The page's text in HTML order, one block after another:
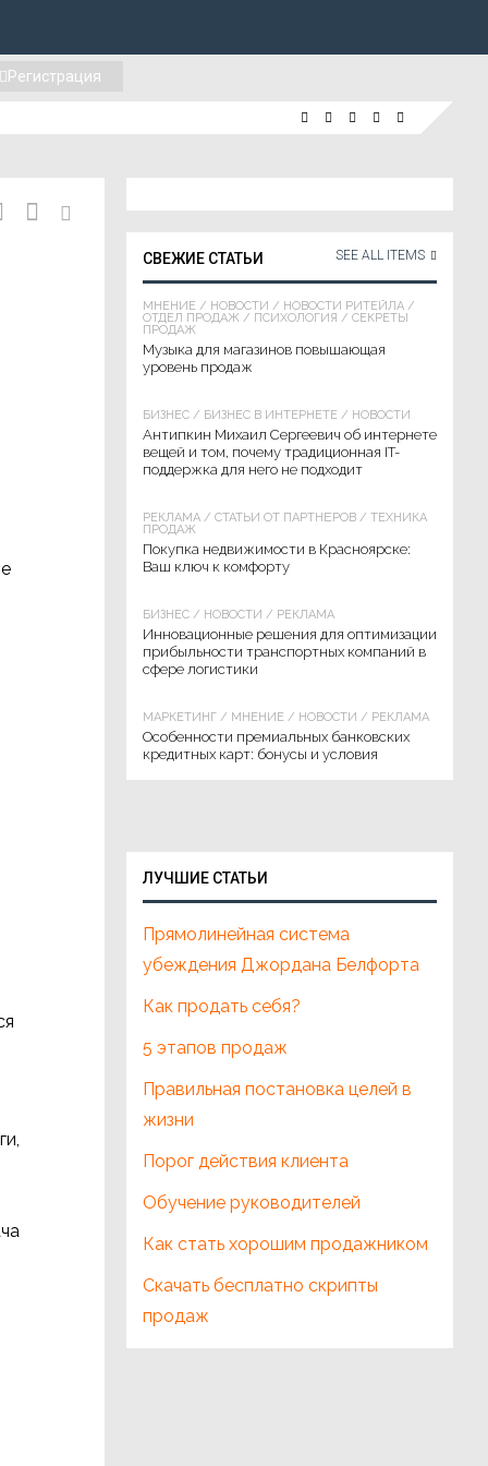
Регистрация
СВЕЖИЕ СТАТЬИ SEE ALL ITEMS
МНЕНИЕ / НОВОСТИ / НОВОСТИ РИТЕЙЛА /
ОТДЕЛ ПРОДАЖ / ПСИХОЛОГИЯ / СЕКРЕТЫ
ПРОДАЖ
Музыка для магазинов повышающая
уровень продаж
БИЗНЕС / БИЗНЕС В ИНТЕРНЕТЕ / НОВОСТИ
Антипкин Михаил Сергеевич об интернете
вещей и том, почему традиционная IT-
поддержка для него не подходит
РЕКЛАМА / СТАТЬИ ОТ ПАРТНЁРОВ / ТЕХНИКА
ПРОДАЖ
Покупка недвижимости в Красноярске:
Ваш ключ к комфорту
БИЗНЕС / НОВОСТИ / РЕКЛАМА
Инновационные решения для оптимизации
прибыльности транспортных компаний в
сфере логистики
МАРКЕТИНГ / МНЕНИЕ / НОВОСТИ / РЕКЛАМА
Особенности премиальных банковских
кредитных карт: бонусы и условия
ЛУЧШИЕ СТАТЬИ
Прямолинейная система
убеждения Джордана Белфорта
Как продать себя?
5 этапов продаж
Правильная постановка целей в
жизни
Порог действия клиента
Обучение руководителей
Как стать хорошим продажником
Скачать бесплатно скрипты
продаж